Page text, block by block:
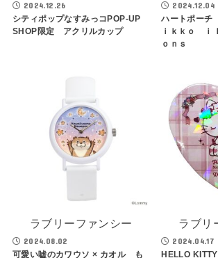
2024.12.26
シティポップなすみっコPOP-UP
SHOP限定 アクリルカップ
2024.12.04
ハートポー
ｉｋｋｏ ｉ
ｏｎｓ
ラブリーファンシー
2024.08.02
可愛い嘘のカワウソ × カオルも
ラブリ
2024.04.17
HELLO